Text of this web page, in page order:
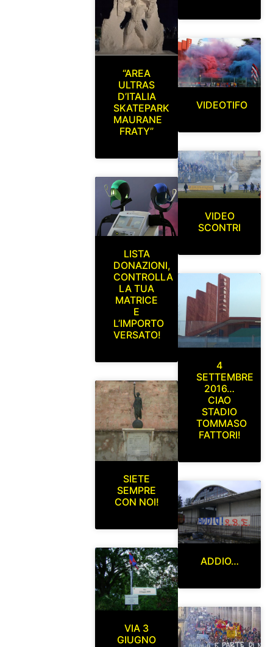
“AREA
ULTRAS
D’ITALIA
SKATEPARK
MAURANE
FRATY”
LISTA
DONAZIONI,
CONTROLLA
LA TUA
MATRICE
E
L’IMPORTO
VERSATO!
SIETE
SEMPRE
CON NOI!
VIA 3
GIUGNO
VIDEOTIFO
VIDEO
SCONTRI
4
SETTEMBRE
2016…
CIAO
STADIO
TOMMASO
FATTORI!
ADDIO…